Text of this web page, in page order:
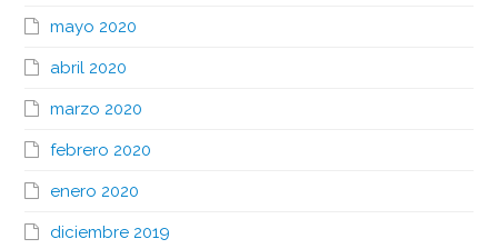
mayo 2020
abril 2020
marzo 2020
febrero 2020
enero 2020
diciembre 2019